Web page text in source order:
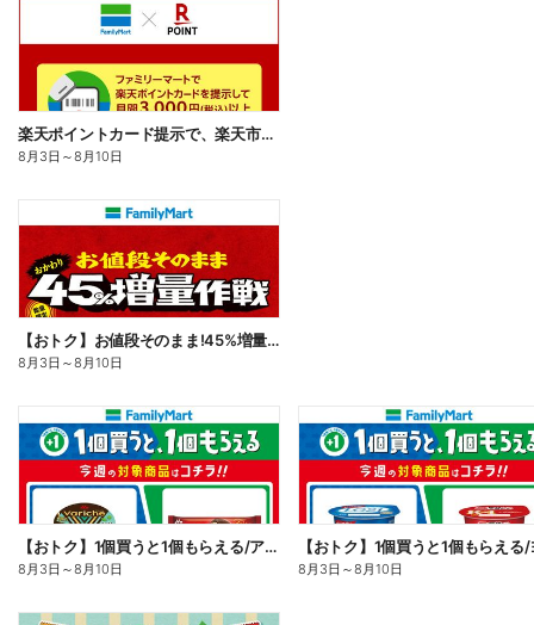
楽天ポイントカード提示で、楽天市場でのお買い物がおトクに!
8月3日 ～8月10日
【おトク】お値段そのまま!45%増量作戦!
8月3日 ～8月10日
【おトク】1個買うと1個もらえる/アイス
8月3日 ～8月10日 8月3日 ～8月10日